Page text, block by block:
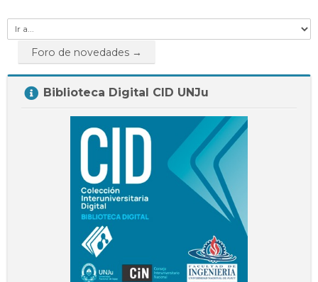
Foro de novedades →
Biblioteca
Biblioteca Digital CID UNJu